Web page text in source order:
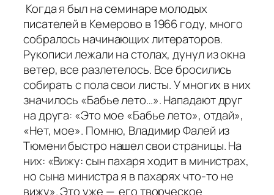
Когда я был на семинаре молодых
писателей в Кемерово в 1966 году, много
собралось начинающих литераторов.
Рукописи лежали на столах, дунул из окна
ветер, все разлетелось. Все бросились
собирать с пола свои листы. У многих в них
значилось «Бабье лето…». Нападают друг
на друга: «Это мое «Бабье лето», отдай»,
«Нет, мое». Помню, Владимир Фалей из
Тюмени быстро нашел свои страницы. На
них: «Вижу: сын пахаря ходит в министрах,
но сына министра я в пахарях что-то не
вижу». Это уже — его творческое